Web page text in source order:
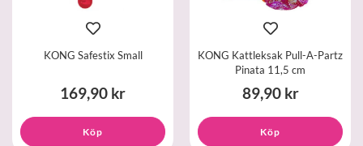
KONG Safestix Small
169,90 kr
Köp
KONG Kattleksak Pull-A-Partz
Pinata 11,5 cm
89,90 kr
Köp